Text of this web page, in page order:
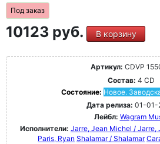
Под заказ
10123 руб. В корзину
Артикул: CDVP
Состав: 4 CD
Состояние: Новое.
Дата релиза: 01-01-
Лейбл: Wagram
Исполнители: Jarre, Jean Michel / Jarre,
Paris, Ryan Shalamar / Shalamar